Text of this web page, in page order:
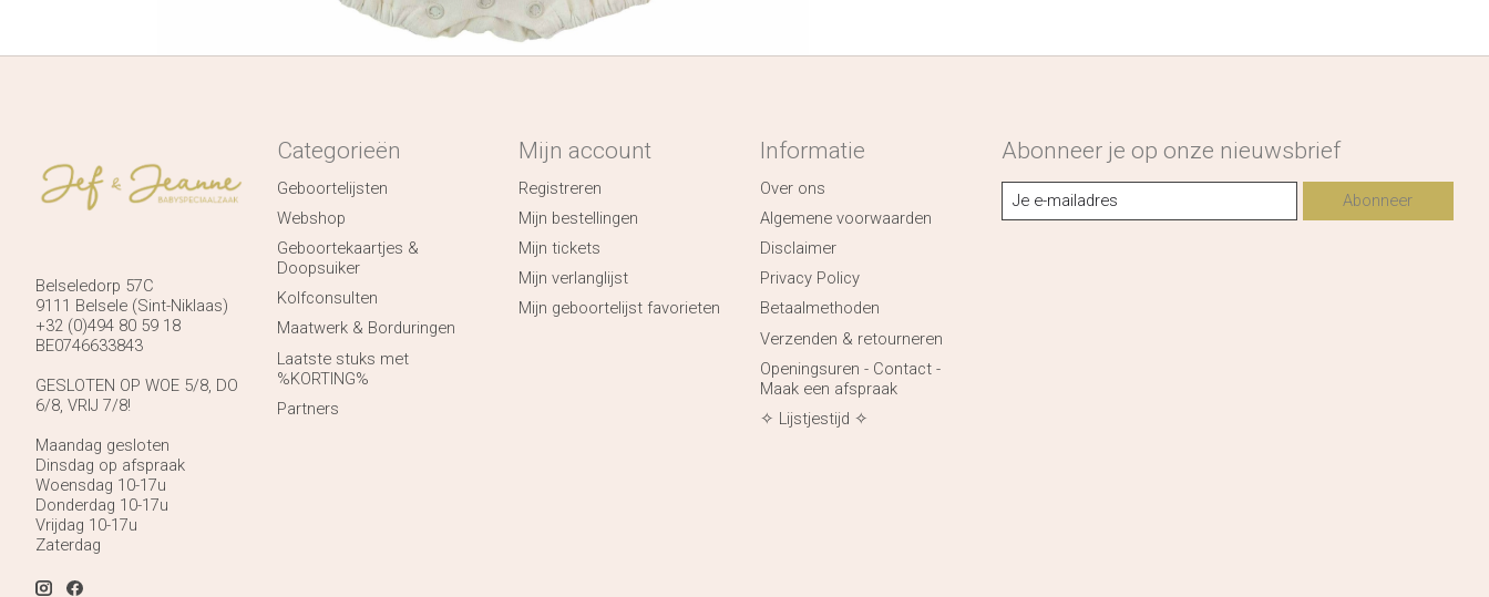
Belseledorp 57C
9111 Belsele (Sint-Niklaas)
+32 (0)494 80 59 18
BE0746633843
GESLOTEN OP WOE 5/8, DO
6/8, VRIJ 7/8!
Maandag gesloten
Dinsdag op afspraak
Woensdag 10-17u
Donderdag 10-17u
Vrijdag 10-17u
Zaterdag
Categorieën
Geboortelijsten
Webshop
Geboortekaartjes &
Doopsuiker
Kolfconsulten
Maatwerk & Borduringen
Laatste stuks met
%KORTING%
Partners
Mijn account
Registreren
Mijn bestellingen
Mijn tickets
Mijn verlanglijst
Mijn geboortelijst favorieten
Informatie
Over ons
Algemene voorwaarden
Disclaimer
Privacy Policy
Betaalmethoden
Verzenden & retourneren
Openingsuren - Contact -
Maak een afspraak
✧ Lijstjestijd ✧
Abonneer je op onze nieuwsbrief
Abonneer